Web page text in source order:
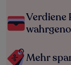
Verdiene
Mehr